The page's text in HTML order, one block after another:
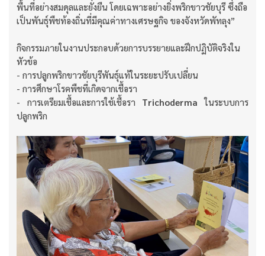
พื้นที่อย่างสมดุลและยั่งยืน โดยเฉพาะอย่างยิ่งพริกขาวชัยบุรี ซึ่งถือ
เป็นพันธุ์พืชท้องถิ่นที่มีคุณค่าทางเศรษฐกิจ ของจังหวัดพัทลุง”
กิจกรรมภายในงานประกอบด้วยการบรรยายและฝึกปฏิบัติจริงใน
หัวข้อ
- การปลูกพริกขาวชัยบุรีพันธุ์แท้ในระยะปรับเปลี่ยน
- การศึกษาโรคพืชที่เกิดจากเชื้อรา
- การเตรียมเชื้อและการใช้เชื้อรา Trichoderma ในระบบการ
ปลูกพริก